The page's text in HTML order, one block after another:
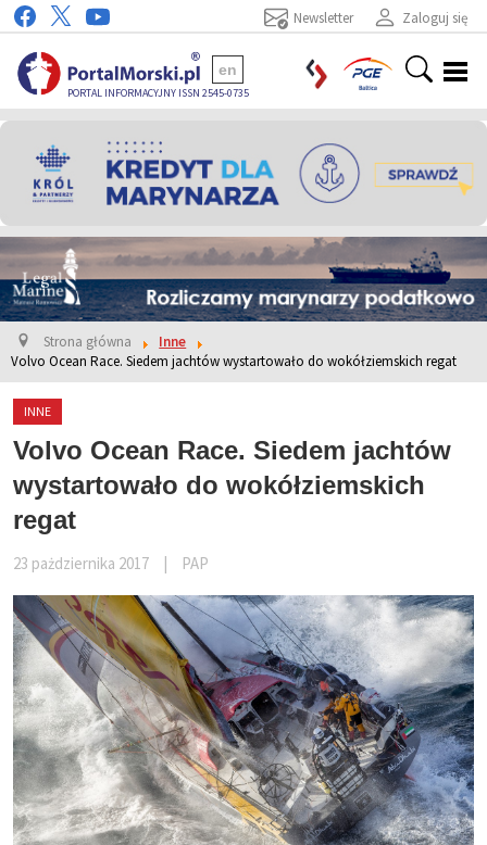
Zaloguj się
Newsletter
PORTAL INFORMACYJNY ISSN 2545-0735
en
Strona główna
Inne
Volvo Ocean Race. Siedem jachtów wystartowało do wokółziemskich regat
INNE
Volvo Ocean Race. Siedem jachtów
wystartowało do wokółziemskich
regat
23 pażdziernika 2017 PAP